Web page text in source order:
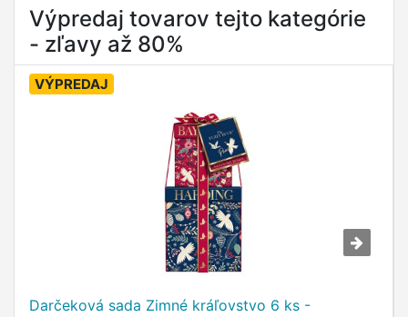
Výpredaj tovarov tejto kategórie
- zľavy až 80%
VÝPREDAJ
Darčeková sada Zimné kráľovstvo 6 ks -